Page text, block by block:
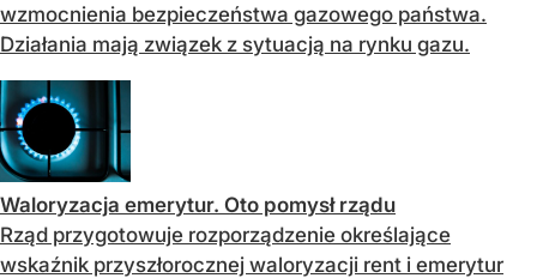
wzmocnienia bezpieczeństwa gazowego państwa.
Działania mają związek z sytuacją na rynku gazu.
Waloryzacja emerytur. Oto pomysł rządu
Rząd przygotowuje rozporządzenie określające
wskaźnik przyszłorocznej waloryzacji rent i emerytur